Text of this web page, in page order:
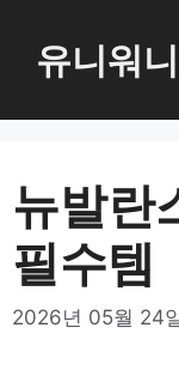
로
뛰
기
유니워니
뉴발란
필수템
2026년 05월 24